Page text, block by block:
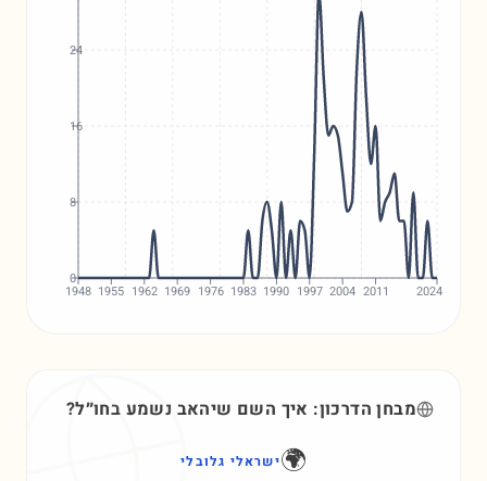
1948 1955 1962 1969 1976 1983 1990 1997 2004 2011 2024
0
8
16
24
מבחן הדרכון: איך השם שיהאב נשמע בחו״ל?
🌍ישראלי גלובלי